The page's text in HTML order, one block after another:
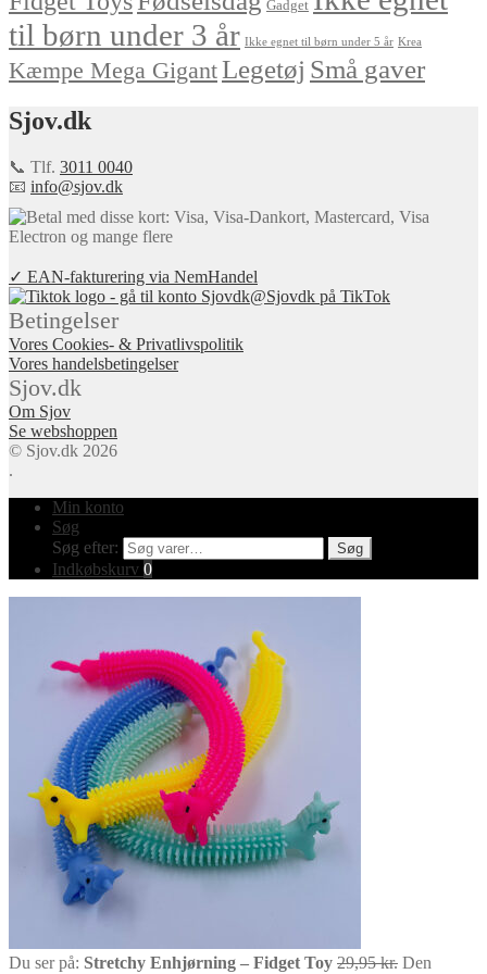
Gadget
til børn under 3 år Ikke egnet til børn under 5 år Krea
Kæmpe Mega GigantLegetøj Små gaver
Sjov.dk
📞 Tlf. 3011 0040
📧 info@sjov.dk
✓ EAN-fakturering via NemHandel
@Sjovdk på TikTok
Betingelser
Vores Cookies- & Privatlivspolitik
Vores handelsbetingelser
Sjov.dk
Om Sjov
Se webshoppen
© Sjov.dk 2026
.
Min konto
Søg
Søg efter:
Søg
Indkøbskurv 0
Du ser på: Stretchy Enhjørning – Fidget Toy 29,95kr. Den